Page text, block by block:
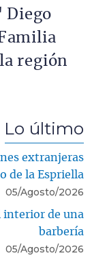
Diego
región
Lo último
extranjeras
de la Espriella
05/Agosto/2026
interior de una
barbería
05/Agosto/2026